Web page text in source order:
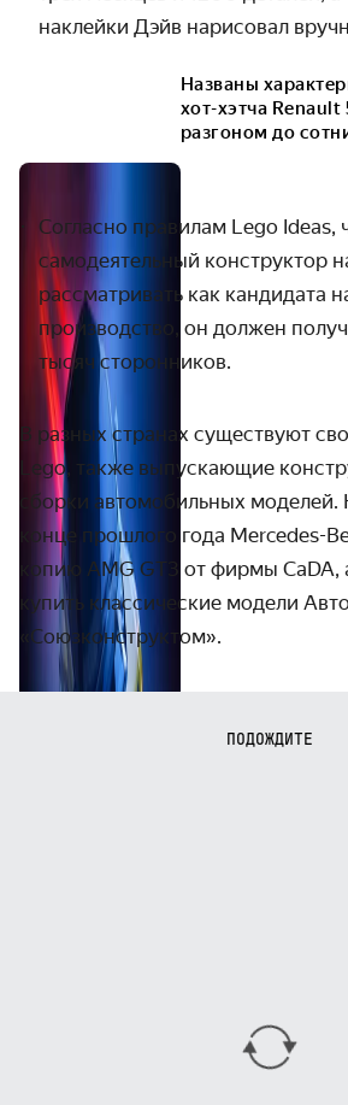
наклейки Дэйв нарисовал
Названы
хот-хэтча Renault
разгоном до
Согласно правилам Lego Ideas,
самодеятельный конструктор
рассматривать как кандидата
производство, он должен
тысяч сторонников.
В разных странах существуют
Lego, также выпускающие
сборки автомобильных моделей.
конце прошлого года Mercedes-
копию AMG GT3 от фирмы
купить классические модели
«Союзконструктом».
ПОДОЖДИТЕ